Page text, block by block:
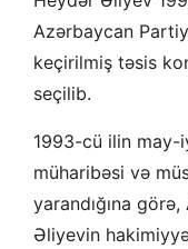
Azərbaycan
keçirilmiş təsis
seçilib.
1993-cü ilin may-
müharibəsi və
yarandığına
Əliyevin